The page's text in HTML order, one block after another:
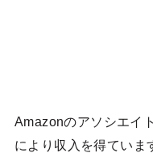
Amazonのアソシエイ
により収入を得ていま